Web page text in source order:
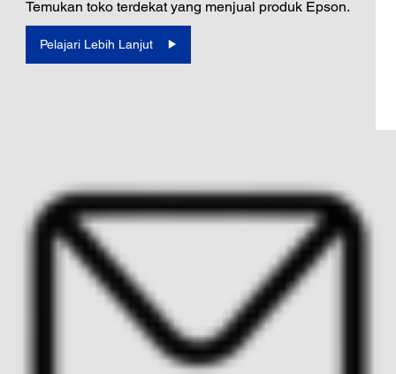
Temukan toko terdekat yang menjual produk Epson.
Pelajari Lebih Lanjut